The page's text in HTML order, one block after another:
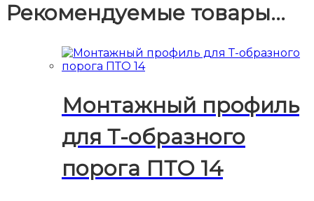
Рекомендуемые товары...
Монтажный профиль
для Т-образного
порога ПТО 14